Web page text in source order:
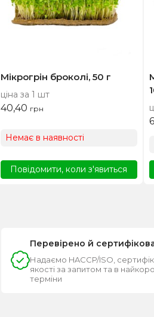
Мікрогрін броколі, 50 г
ціна за 1 шт
40,40 грн
Немає в наявності
Повідомити, коли з'явиться
Перевірено й
Надаємо HACCP/ISO,
якості за запитом та в
терміни